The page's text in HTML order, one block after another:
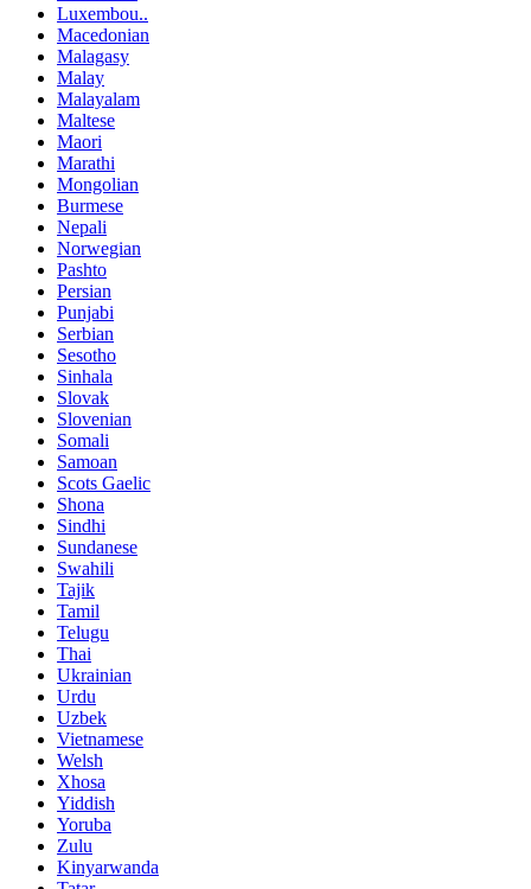
Luxembou..
Macedonian
Malagasy
Malay
Malayalam
Maltese
Maori
Marathi
Mongolian
Burmese
Nepali
Norwegian
Pashto
Persian
Punjabi
Serbian
Sesotho
Sinhala
Slovak
Slovenian
Somali
Samoan
Scots Gaelic
Shona
Sindhi
Sundanese
Swahili
Tajik
Tamil
Telugu
Thai
Ukrainian
Urdu
Uzbek
Vietnamese
Welsh
Xhosa
Yiddish
Yoruba
Zulu
Kinyarwanda